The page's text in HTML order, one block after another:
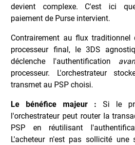
devient complexe. C'est ici
paiement de Purse intervient.
Contrairement au flux
processeur final, le 3DS
déclenche l'authentification
processeur. L'orchestrateur
transmet au PSP choisi.
Le bénéfice majeur : Si le
l'orchestrateur peut router la
PSP en réutilisant
L'acheteur n'est pas sollicité une